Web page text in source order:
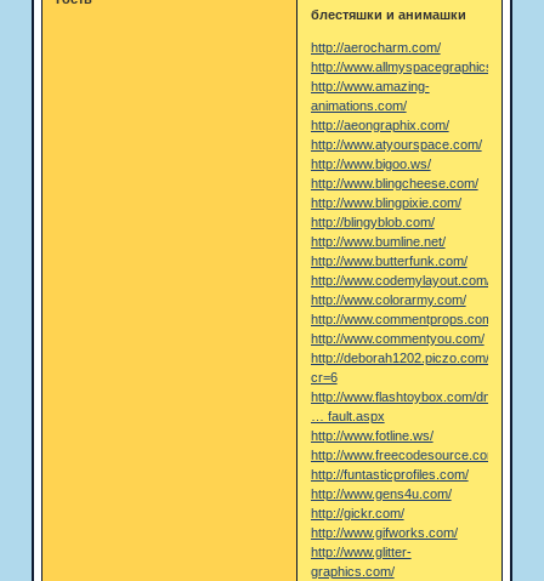
блестяшки и анимашки
http://aerocharm.com/
http://www.allmyspacegraphics.com
http://www.amazing-
animations.com/
http://aeongraphix.com/
http://www.atyourspace.com/
http://www.bigoo.ws/
http://www.blingcheese.com/
http://www.blingpixie.com/
http://blingyblob.com/
http://www.bumline.net/
http://www.butterfunk.com/
http://www.codemylayout.com/
http://www.colorarmy.com/
http://www.commentprops.com/
http://www.commentyou.com/
http://deborah1202.piczo.com/?
cr=6
http://www.flashtoybox.com/dnn/Home/
… fault.aspx
http://www.fotline.ws/
http://www.freecodesource.com/
http://funtasticprofiles.com/
http://www.gens4u.com/
http://gickr.com/
http://www.gifworks.com/
http://www.glitter-
graphics.com/